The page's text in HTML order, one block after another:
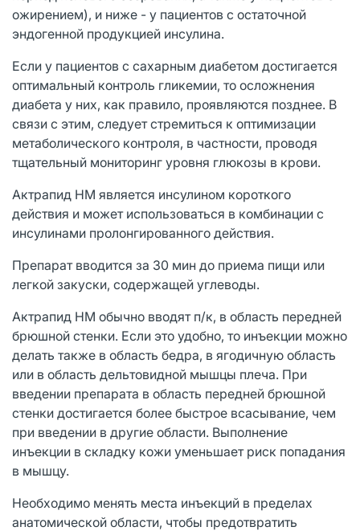
ожирением), и ниже - у пациентов с остаточной
эндогенной продукцией инсулина.
Если у пациентов с сахарным диабетом достигается
оптимальный контроль гликемии, то осложнения
диабета у них, как правило, проявляются позднее. В
связи с этим, следует стремиться к оптимизации
метаболического контроля, в частности, проводя
тщательный мониторинг уровня глюкозы в крови.
Актрапид НМ является инсулином короткого
действия и может использоваться в комбинации с
инсулинами пролонгированного действия.
Препарат вводится за 30 мин до приема пищи или
легкой закуски, содержащей углеводы.
Актрапид НМ обычно вводят п/к, в область передней
брюшной стенки. Если это удобно, то инъекции можно
делать также в область бедра, в ягодичную область
или в область дельтовидной мышцы плеча. При
введении препарата в область передней брюшной
стенки достигается более быстрое всасывание, чем
при введении в другие области. Выполнение
инъекции в складку кожи уменьшает риск попадания
в мышцу.
Необходимо менять места инъекций в пределах
анатомической области, чтобы предотвратить